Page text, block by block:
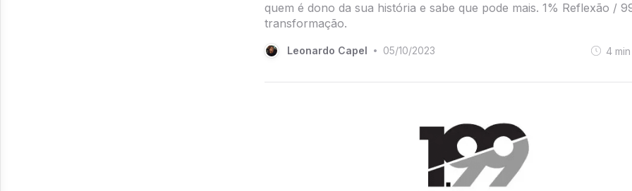
quem é dono da sua história e sabe que pode mais. 1% Reflexão /
transformação.
Leonardo Capel • 05/10/2023 4min